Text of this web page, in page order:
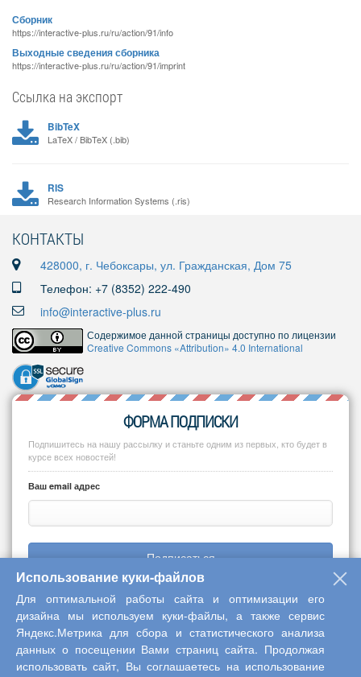
Сборник
https://interactive-plus.ru/ru/action/91/info
Выходные сведения сборника
https://interactive-plus.ru/ru/action/91/imprint
Ссылка на экспорт
BibTeX
LaTeX / BibTeX (.bib)
RIS
Research Information Systems (.ris)
КОНТАКТЫ
428000, г. Чебоксары, ул. Гражданская, Дом 75
Телефон: +7 (8352) 222-490
info@interactive-plus.ru
Содержимое данной страницы доступно по лицензии
Creative Commons «Attribution» 4.0 International
ФОРМА ПОДПИСКИ
Подпишитесь на нашу рассылку и станьте одним из первых, кто будет в
курсе всех новостей!
Ваш email адрес
Подписаться
Copyright © 2013-2026 Центр научного сотрудничества «Интерактив
плюс»
Использование куки-файлов
Для оптимальной работы сайта и оптимизации его
дизайна мы используем куки-файлы, а также сервис
Яндекс.Метрика для сбора и статистического анализа
данных о посещении Вами страниц сайта. Продолжая
использовать сайт, Вы соглашаетесь на использование